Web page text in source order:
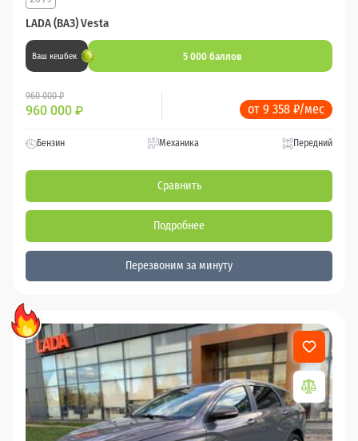
LADA (ВАЗ) Vesta
Ваш кешбек 5 000 баллов
960 000 ₽
960 000 ₽ от 9 358 ₽/мес
Бензин Механика Передний
Сравнить
Подробнее
Перезвоним за минуту